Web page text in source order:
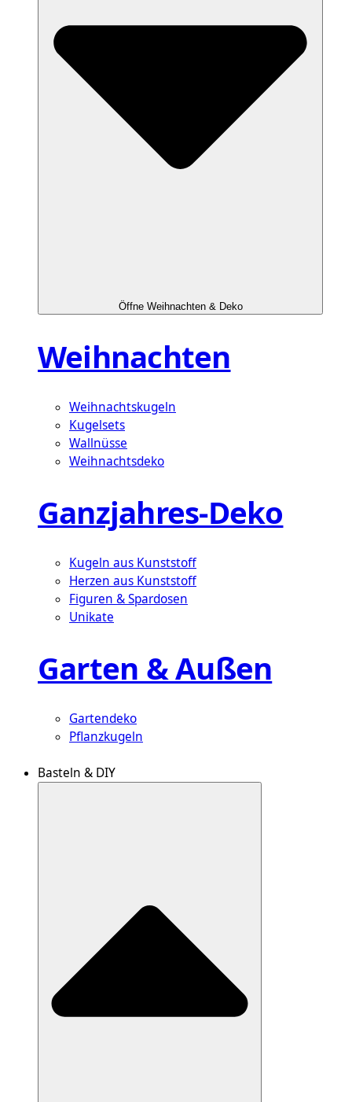
Öffne Weihnachten & Deko
Weihnachten
Weihnachtskugeln
Kugelsets
Wallnüsse
Weihnachtsdeko
Ganzjahres-Deko
Kugeln aus Kunststoff
Herzen aus Kunststoff
Figuren & Spardosen
Unikate
Garten & Außen
Gartendeko
Pflanzkugeln
Basteln & DIY